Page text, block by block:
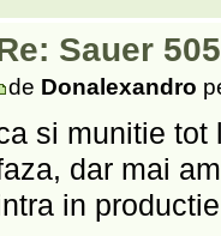
Sauer
de Donalexandro
si munitie tot
dar mai
in